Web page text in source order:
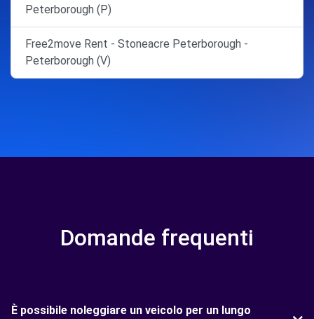
Peterborough (P)
Free2move Rent - Stoneacre Peterborough -
Peterborough (V)
Domande frequenti
È possibile noleggiare un veicolo per un lungo